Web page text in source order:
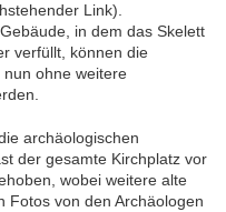
Link).
in dem das Skelett
verfüllt, können die
ohne weitere
archäologischen
der gesamte Kirchplatz vor
wobei weitere alte
Fotos von den Archäologen